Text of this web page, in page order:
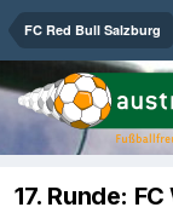
FC Red Bull Salzburg
17. Runde: